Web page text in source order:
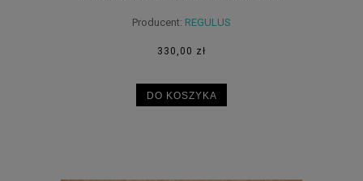
Producent: REGULUS
330,00 zł
DO KOSZYKA